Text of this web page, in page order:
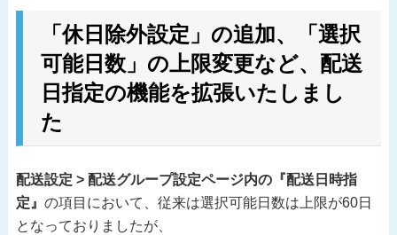
「休日除外設定」の追加、「選択
可能日数」の上限変更など、配送
日指定の機能を拡張いたしまし
た
配送設定 > 配送グループ設定ページ内の『配送日時指
定』 の項目において、従来は選択可能日数は上限が60日
となっておりましたが、